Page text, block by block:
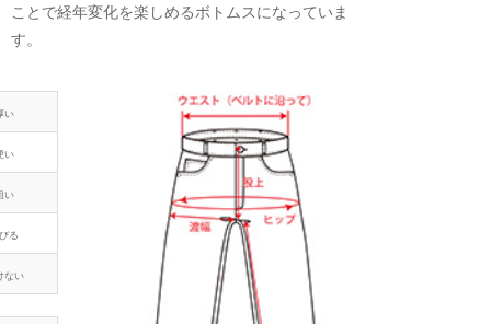
ことで経年変化を楽しめるボトムスになっていま
す。
い
い
い
る
ない